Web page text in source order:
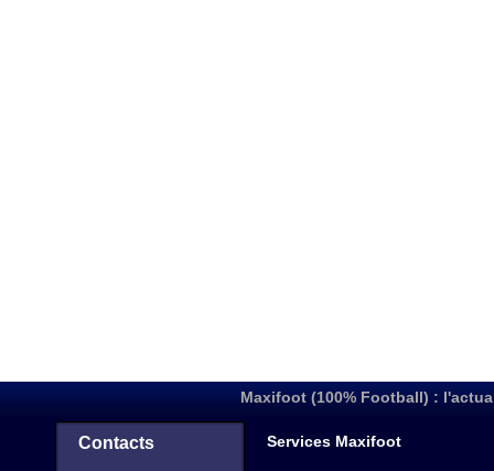
Maxifoot (100% Football) :
Contacts Services Maxifoot